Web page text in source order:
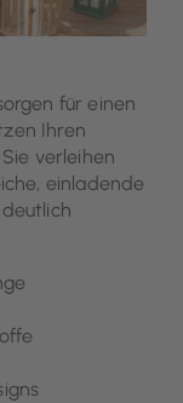
für einen
Ihren
verleihen
einladende